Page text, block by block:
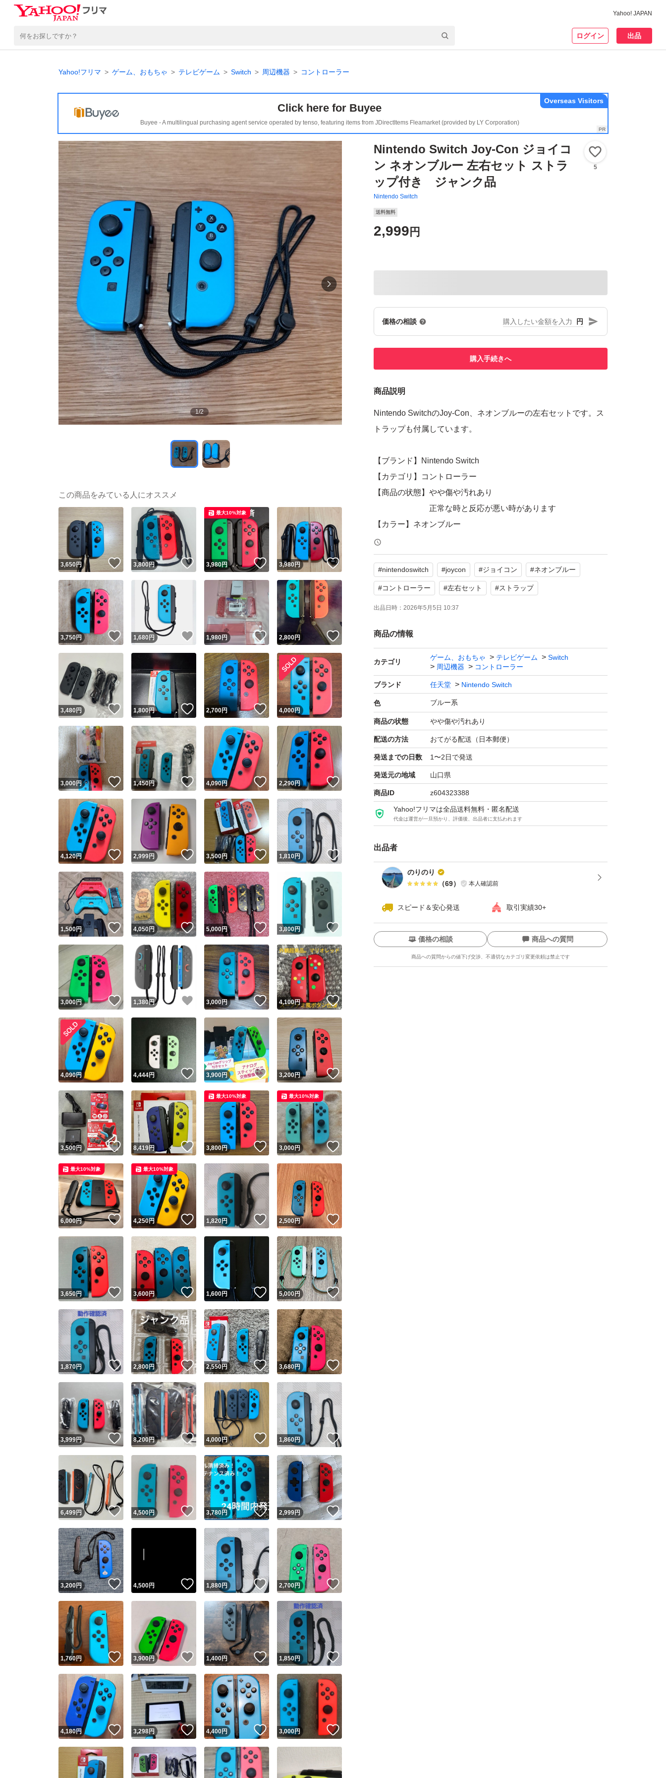
Yahoo! JAPAN
ログイン 出品
Yahoo!フリマ ゲーム、おもちゃ テレビゲーム Switch 周辺機器 コントローラー
Click here for Buyee
Buyee - A multilingual purchasing agent service operated by tenso, featuring items from JDirectItems Fleamarket (provided by LY Corporation)
Overseas Visitors
1/2
Nintendo Switch Joy-Con ジョイコ
ン ネオンブルー 左右セット ストラ
ップ付き ジャンク品
Nintendo Switch
5
送料無料
2,999 円
価格の相談 円
購入手続きへ
商品説明
Nintendo SwitchのJoy-Con、ネオンブルーの左右セットです。ス
トラップも付属しています。
【ブランド】Nintendo Switch
【カテゴリ】コントローラー
【商品の状態】やや傷や汚れあり
正常な時と反応が悪い時があります
【カラー】ネオンブルー
【その他】ストラップ付き
よろしくお願いいたします。
#nintendoswitch #joycon #ジョイコン #ネオンブルー
#コントローラー #左右セット #ストラップ
出品日時： 2026年5月5日 10:37
商品の情報
カテゴリ
ゲーム、おもちゃ テレビゲーム
Switch
周辺機器
コントローラー
ブランド 任天堂 Nintendo Switch
色 ブルー系
商品の状態 やや傷や汚れあり
配送の方法 おてがる配送（日本郵便）
発送までの日数 1〜2日で発送
発送元の地域 山口県
商品ID z604323388
Yahoo!フリマは全品送料無料・匿名配送
代金は運営が一旦預かり、評価後、出品者に支払われます
出品者
のりのり
（69） 本人確認前
スピード＆安心発送 取引実績30+
ユーザーの実績について
Yahoo!フリマが定めた一定の基準を満たしたユーザーにバッジを付与しています
安心取引出品者
安心取引出品者 Yahoo!フリマの基準をクリアした安心・安全なユーザーです
取引実績
取引実績◯+ このユーザーはYahoo!フリマの取引を完了させた実績があります
他フリマ実績◯+ このユーザーは他フリマサービスでの取引実績があります
スピード&安心発送
※このバッジは実績に基づく表示であり、発送を保証しているものではありません
スピード＆安心発送
このユーザーは高頻度で24時間以内＆設定した発送日数内に発送してい
ます
スピード発送 このユーザーは高頻度で24時間以内に発送しています
安心発送 このユーザーは設定した発送日数内に発送しています
価格の相談 商品への質問
商品への質問からの値下げ交渉、不適切なカテゴリ変更依頼は禁止です
この商品の情報をコピーします
商品画像の無断転載は禁止されています
コピーは1商品につき1回です
出品ページへ
キャンセル
この商品をみている人にオススメ
3,650円 いいね！
3,800円 いいね！
3,980円 いいね！
最大10%対象
3,980円
3,750円 いいね！
1,680 円 いいね！
1,980円 いいね！
2,800円 いいね！
3,480円 いいね！
1,800円 いいね！
2,700円 いいね！
4,000円
3,000円 いいね！
1,450円 いいね！
4,090円 いいね！
2,290円 いいね！
4,120円 いいね！
2,999円 いいね！
3,500円 いいね！
1,810円
1,500円 いいね！
4,050円 いいね！
5,000円 いいね！
3,800円
3,000円 いいね！
1,380円 いいね！
3,000円 いいね！
4,100円 いいね！
4,090円 4,444円 いいね！
3,900円 いいね！
3,200円 いいね！
3,500円 いいね！
8,419円 いいね！
3,800円 いいね！
最大10%対象
3,000円
最大10%対象
6,000円 いいね！
最大10%対象
4,250円 いいね！
最大10%対象
1,820円 いいね！
2,500円 いいね！
3,650円 いいね！
3,600円 いいね！
1,600円 いいね！
5,000円 いいね！
1,870円 いいね！
2,800円 いいね！
2,550円 いいね！
3,680円 いいね！
3,999円 いいね！
8,200円 いいね！
4,000円 いいね！
1,860円
6,499円 いいね！
4,500円 いいね！
3,780円 いいね！
2,999円 いいね！
3,200円 いいね！
4,500円 いいね！
1,880円 いいね！
2,700円
1,760円 いいね！
3,900円 いいね！
1,400円 いいね！
1,850円
4,180円 いいね！
3,298円 いいね！
4,400円 いいね！
3,000円